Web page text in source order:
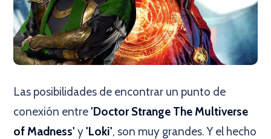
Las posibilidades de encontrar un punto de
conexión entre'Doctor Strange The Multiverse
of Madness' y'Loki', son muy grandes. Y el hecho